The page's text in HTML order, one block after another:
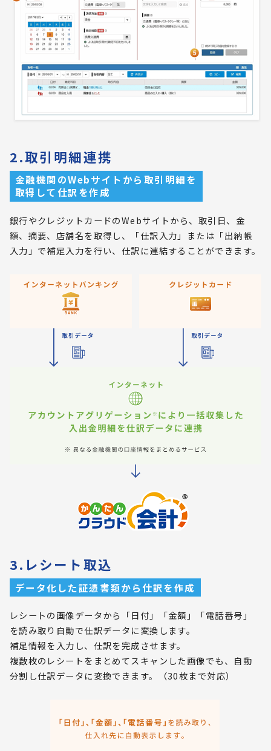
2.取引明細連携
金融機関のWebサイトから取引明細を
取得して仕訳を作成
銀行やクレジットカードのWebサイトから、取引日、金
額、摘要、店舗名を取得し、「仕訳入力」または「出納帳
入力」で補足入力を行い、仕訳に連結することができます。
3.レシート取込
データ化した証憑書類から仕訳を作成
レシートの画像データから「日付」「金額」「電話番号」
を読み取り自動で仕訳データに変換します。
補足情報を入力し、仕訳を完成させます。
複数枚のレシートをまとめてスキャンした画像でも、自動
分割し仕訳データに変換できます。（30枚まで対応）